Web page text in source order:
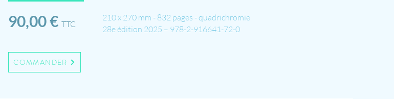
90,00 € TTC
210 x 270 mm - 832 pages - quadrichromie
28e édition 2025 – 978-2-916641-72-0
COMMANDER